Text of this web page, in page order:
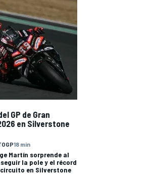
GP de Gran
en Silverstone
18 min
Martín sorprende al
la pole y el récord
en Silverstone